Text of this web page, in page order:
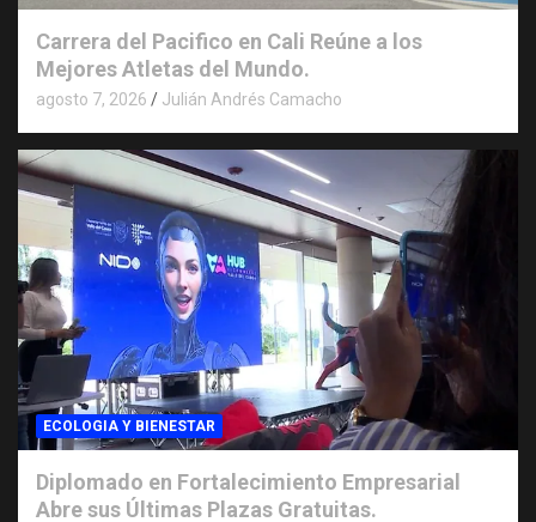
Carrera del Pacifico en Cali Reúne a los
Mejores Atletas del Mundo.
agosto 7, 2026 Julián Andrés Camacho
ECOLOGIA Y BIENESTAR
Diplomado en Fortalecimiento Empresarial
Abre sus Últimas Plazas Gratuitas.